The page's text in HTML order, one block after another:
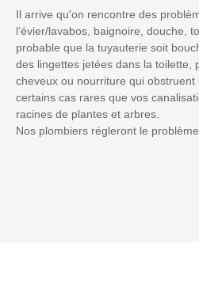
Il arrive qu'on rencontre des
l’évier/lavabos, baignoire, douche,
probable que la tuyauterie soit
des lingettes jetées dans la toilette,
cheveux ou nourriture qui
certains cas rares que vos
racines de plantes et arbres.
Nos plombiers régleront le